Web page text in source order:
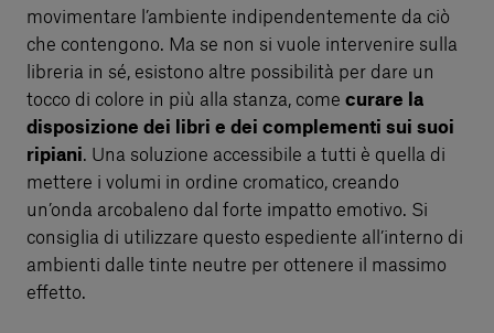
movimentare l’ambiente indipendentemente da ciò
che contengono. Ma se non si vuole intervenire sulla
libreria in sé, esistono altre possibilità per dare un
tocco di colore in più alla stanza, come curare la
disposizione dei libri e dei complementi sui suoi
ripiani. Una soluzione accessibile a tutti è quella di
mettere i volumi in ordine cromatico, creando
un’onda arcobaleno dal forte impatto emotivo. Si
consiglia di utilizzare questo espediente all’interno di
ambienti dalle tinte neutre per ottenere il massimo
effetto.